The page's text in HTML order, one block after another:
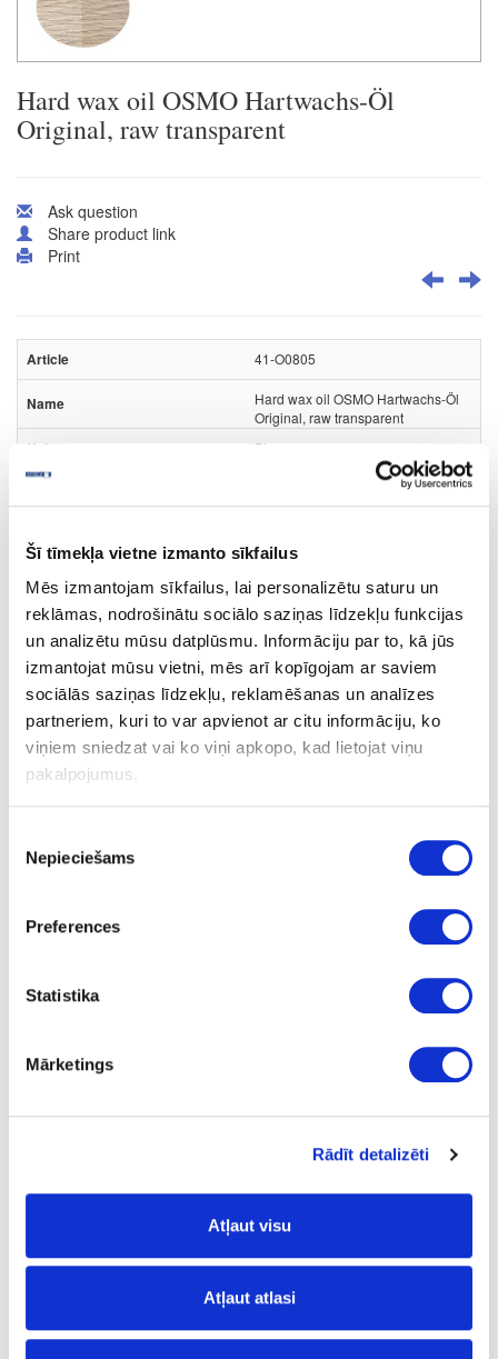
Šī tīmekļa vietne izmanto sīkfailus
Mēs izmantojam sīkfailus, lai personalizētu saturu un
reklāmas, nodrošinātu sociālo saziņas līdzekļu funkcijas
un analizētu mūsu datplūsmu. Informāciju par to, kā jūs
izmantojat mūsu vietni, mēs arī kopīgojam ar saviem
sociālās saziņas līdzekļu, reklamēšanas un analīzes
partneriem, kuri to var apvienot ar citu informāciju, ko
viņiem sniedzat vai ko viņi apkopo, kad lietojat viņu
pakalpojumus.
izvēle
Nepieciešams
Preferences
Statistika
Mārketings
Rādīt detalizēti
Atļaut visu
Atļaut atlasi
Hard wax oil OSMO Hartwachs-Öl
Original, raw transparent
Ask question
Share product link
Print
41-O0805
Hard wax oil OSMO Hartwachs-Öl
Original, raw transparent
Piece
2.05
41-O0585
Original, raw transparent
Piece
transparent
-
0.75